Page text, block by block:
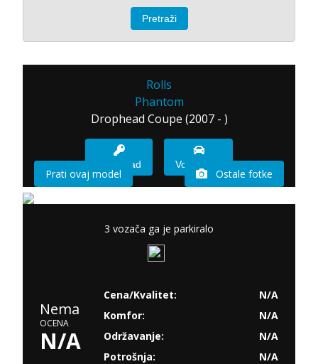
Rolls
Phantom
Drophead Coupe (2007 - )
Imam sad Vozio sam
Prati ovaj model Ostale fotke
3 vozača ga je parkiralo
Nema
OCENA
N/A
Cena/Kvalitet:
N/A
Komfor:
N/A
Održavanje:
N/A
Potrošnja:
N/A